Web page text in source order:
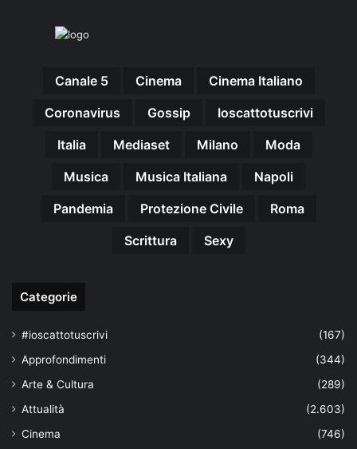
Canale 5 Cinema
Cinema Italiano
Coronavirus
Gossip
Ioscattotuscrivi
Italia
Mediaset Milano
Moda
Musica
Musica Italiana
Napoli
Pandemia
Protezione Civile
Roma
Scrittura
Sexy
Categorie
#ioscattotuscrivi
(167)
Approfondimenti
(344)
Arte & Cultura
(289)
Attualità
(2.603)
Cinema
(746)